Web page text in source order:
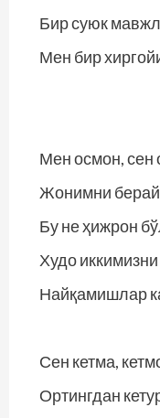
Бир суюк
Мен бир
Мен осмон, сен
Жонимни
Бу не ҳижрон
Худо
Найқамишлар
Сен кетма,
Ортингдан